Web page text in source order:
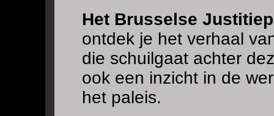
Het Brusselse
ontdek je het verhaal
die schuilgaat achter
ook een inzicht in de
het paleis.